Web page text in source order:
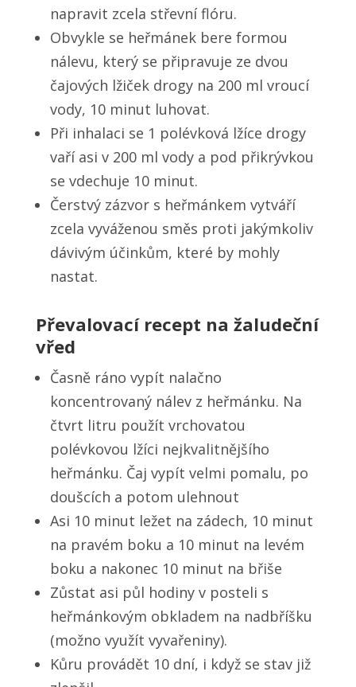
napravit zcela střevní flóru.
Obvykle se heřmánek bere formou
nálevu, který se připravuje ze dvou
čajových lžiček drogy na 200 ml vroucí
vody, 10 minut luhovat.
Při inhalaci se 1 polévková lžíce drogy
vaří asi v 200 ml vody a pod přikrývkou
se vdechuje 10 minut.
Čerstvý zázvor s heřmánkem vytváří
zcela vyváženou směs proti jakýmkoliv
dávivým účinkům, které by mohly
nastat.
Převalovací recept na žaludeční
vřed
Časně ráno vypít nalačno
koncentrovaný nálev z heřmánku. Na
čtvrt litru použít vrchovatou
polévkovou lžíci nejkvalitnějšího
heřmánku. Čaj vypít velmi pomalu, po
doušcích a potom ulehnout
Asi 10 minut ležet na zádech, 10 minut
na pravém boku a 10 minut na levém
boku a nakonec 10 minut na břiše
Zůstat asi půl hodiny v posteli s
heřmánkovým obkladem na nadbříšku
(možno využít vyvařeniny).
Kůru provádět 10 dní, i když se stav již